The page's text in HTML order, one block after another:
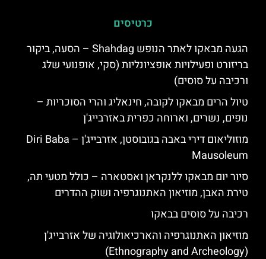
כרטיסים
הגעה מבאקו לאתר הנופש Shahdag – הסעה, ביקור
בריזורט ופעילויות אופציונליות (סקי, אופנועי שלג
ורכיבה על סוסים)
טיול הרים מבאקו לקובה, חינאליג והרי הסוכריות –
נופים, נשרים, וארוחה כפרית באזרבייג'ן
מוזוליאום דירי באבה בגובוסטן, אזרבייג'ן – Diri Baba
Mausoleum
סיור יום מבאקו ללנקראן ואסטארה – כולל מטעי תה,
טירת האבן, מוזיאון האתנוגרפיה ושוק ההדרים
רכיבה על סוסים בבאקו
מוזיאון האתנוגרפיה והארכיאולוגיה של אזרבייג'ן
(Ethnography and Archeology)